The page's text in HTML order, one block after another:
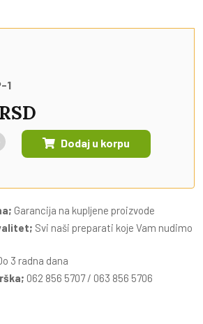
1
Dodaj u korpu
Garancija na kupljene proizvode
Svi naši preparati koje Vam nudimo
3 radna dana
062 856 5707 / 063 856 5706